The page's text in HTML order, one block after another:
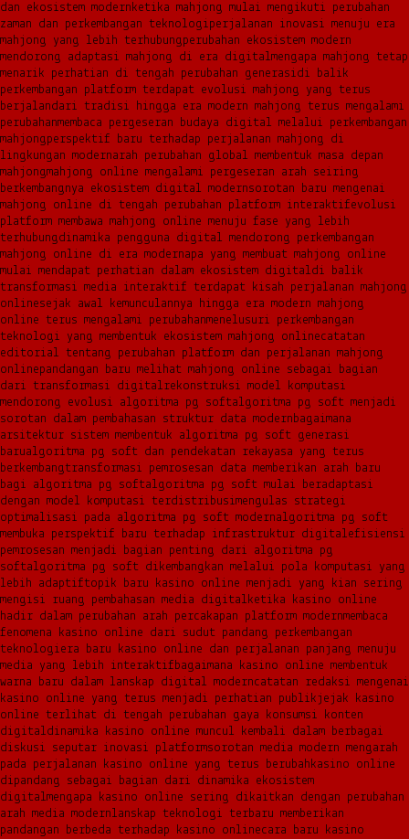
dan ekosistem modernketika mahjong mulai mengikuti perubahan
zaman dan perkembangan teknologiperjalanan inovasi menuju era
mahjong yang lebih terhubungperubahan ekosistem modern
mendorong adaptasi mahjong di era digitalmengapa mahjong tetap
menarik perhatian di tengah perubahan generasidi balik
perkembangan platform terdapat evolusi mahjong yang terus
berjalandari tradisi hingga era modern mahjong terus mengalami
perubahanmembaca pergeseran budaya digital melalui perkembangan
mahjongperspektif baru terhadap perjalanan mahjong di
lingkungan modernarah perubahan global membentuk masa depan
mahjongmahjong online mengalami pergeseran arah seiring
berkembangnya ekosistem digital modernsorotan baru mengenai
mahjong online di tengah perubahan platform interaktifevolusi
platform membawa mahjong online menuju fase yang lebih
terhubungdinamika pengguna digital mendorong perkembangan
mahjong online di era modernapa yang membuat mahjong online
mulai mendapat perhatian dalam ekosistem digitaldi balik
transformasi media interaktif terdapat kisah perjalanan mahjong
onlinesejak awal kemunculannya hingga era modern mahjong
online terus mengalami perubahanmenelusuri perkembangan
teknologi yang membentuk ekosistem mahjong onlinecatatan
editorial tentang perubahan platform dan perjalanan mahjong
onlinepandangan baru melihat mahjong online sebagai bagian
dari transformasi digitalrekonstruksi model komputasi
mendorong evolusi algoritma pg softalgoritma pg soft menjadi
sorotan dalam pembahasan struktur data modernbagaimana
arsitektur sistem membentuk algoritma pg soft generasi
barualgoritma pg soft dan pendekatan rekayasa yang terus
berkembangtransformasi pemrosesan data memberikan arah baru
bagi algoritma pg softalgoritma pg soft mulai beradaptasi
dengan model komputasi terdistribusimengulas strategi
optimalisasi pada algoritma pg soft modernalgoritma pg soft
membuka perspektif baru terhadap infrastruktur digitalefisiensi
pemrosesan menjadi bagian penting dari algoritma pg
softalgoritma pg soft dikembangkan melalui pola komputasi yang
lebih adaptiftopik baru kasino online menjadi yang kian sering
mengisi ruang pembahasan media digitalketika kasino online
hadir dalam perubahan arah percakapan platform modernmembaca
fenomena kasino online dari sudut pandang perkembangan
teknologiera baru kasino online dan perjalanan panjang menuju
media yang lebih interaktifbagaimana kasino online membentuk
warna baru dalam lanskap digital moderncatatan redaksi mengenai
kasino online yang terus menjadi perhatian publikjejak kasino
online terlihat di tengah perubahan gaya konsumsi konten
digitaldinamika kasino online muncul kembali dalam berbagai
diskusi seputar inovasi platformsorotan media modern mengarah
pada perjalanan kasino online yang terus berubahkasino online
dipandang sebagai bagian dari dinamika ekosistem
digitalmengapa kasino online sering dikaitkan dengan perubahan
arah media modernlanskap teknologi terbaru memberikan
pandangan berbeda terhadap kasino onlinecara baru kasino